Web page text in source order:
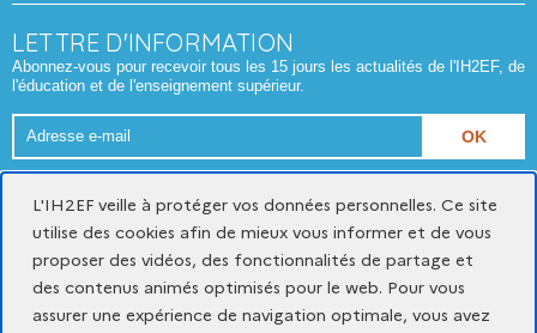
LETTRE D'INFORMATION
Abonnez-vous pour recevoir tous les 15 jours les actualités de l'IH2EF, de
l'éducation et de l'enseignement supérieur.
Adresse
e-
Gestion des cookies
L'IH2EF veille à protéger vos données personnelles. Ce site
utilise des cookies afin de mieux vous informer et de vous
proposer des vidéos, des fonctionnalités de partage et
des contenus animés optimisés pour le web. Pour vous
assurer une expérience de navigation optimale, vous avez